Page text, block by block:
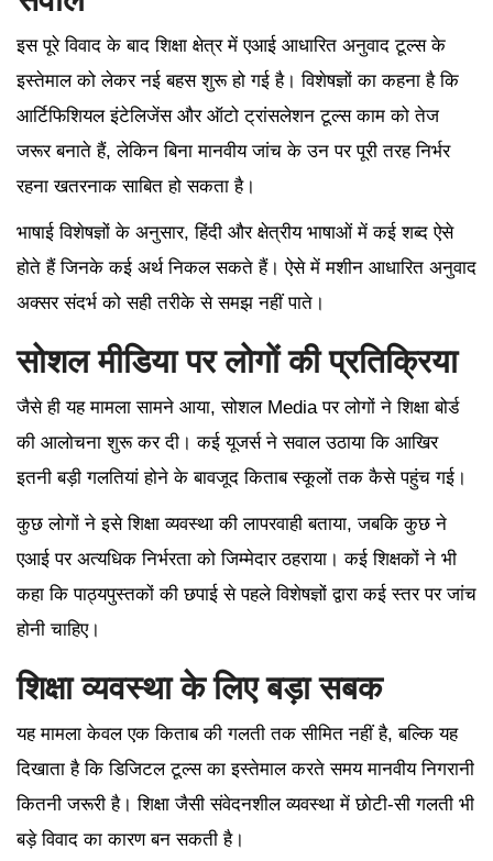
इस पूरे विवाद के बाद शिक्षा क्षेत्र में एआई आधारित अनुवाद टूल्स के
इस्तेमाल को लेकर नई बहस शुरू हो गई है। विशेषज्ञों का कहना है कि
आर्टिफिशियल इंटेलिजेंस और ऑटो ट्रांसलेशन टूल्स काम को तेज
जरूर बनाते हैं, लेकिन बिना मानवीय जांच के उन पर पूरी तरह निर्भर
रहना खतरनाक साबित हो सकता है।
भाषाई विशेषज्ञों के अनुसार, हिंदी और क्षेत्रीय भाषाओं में कई शब्द ऐसे
होते हैं जिनके कई अर्थ निकल सकते हैं। ऐसे में मशीन आधारित अनुवाद
अक्सर संदर्भ को सही तरीके से समझ नहीं पाते।
सोशल मीडिया पर लोगों की प्रतिक्रिया
जैसे ही यह मामला सामने आया, सोशल Media पर लोगों ने शिक्षा बोर्ड
की आलोचना शुरू कर दी। कई यूजर्स ने सवाल उठाया कि आखिर
इतनी बड़ी गलतियां होने के बावजूद किताब स्कूलों तक कैसे पहुंच गई।
कुछ लोगों ने इसे शिक्षा व्यवस्था की लापरवाही बताया, जबकि कुछ ने
एआई पर अत्यधिक निर्भरता को जिम्मेदार ठहराया। कई शिक्षकों ने भी
कहा कि पाठ्यपुस्तकों की छपाई से पहले विशेषज्ञों द्वारा कई स्तर पर जांच
होनी चाहिए।
शिक्षा व्यवस्था के लिए बड़ा सबक
यह मामला केवल एक किताब की गलती तक सीमित नहीं है, बल्कि यह
दिखाता है कि डिजिटल टूल्स का इस्तेमाल करते समय मानवीय निगरानी
कितनी जरूरी है। शिक्षा जैसी संवेदनशील व्यवस्था में छोटी-सी गलती भी
बड़े विवाद का कारण बन सकती है।